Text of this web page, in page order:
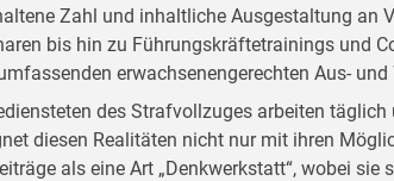
Zahl und inhaltliche Ausgestaltung an
bis hin zu Führungskräftetrainings und
erwachsenengerechten Aus-
des Strafvollzuges arbeiten
diesen Realitäten nicht nur mit ihren
als eine Art „Denkwerkstatt“, wobei